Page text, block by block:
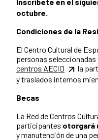
octubre.
Condiciones de la
El Centro Cultural de
personas seleccionadas
centros AECID
la
y traslados internos
Becas
La Red de Centros
participantes otorgará
y manutención de una